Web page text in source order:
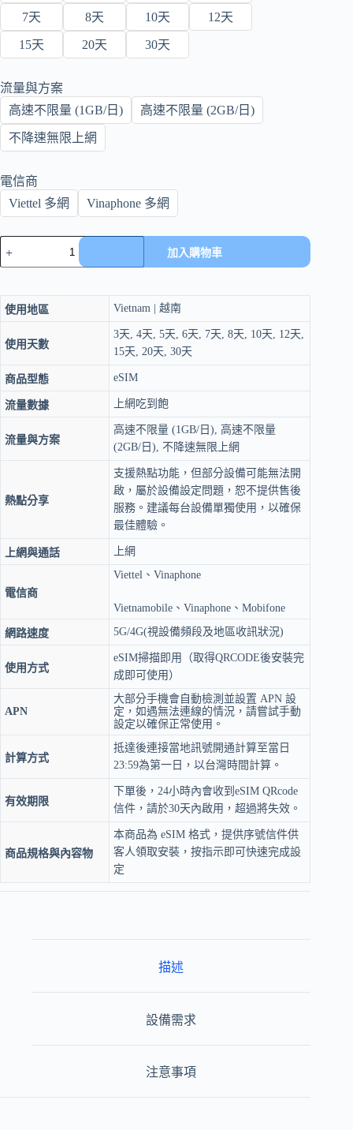
7天 8天 10天 12天
15天 20天 30天
流量與方案
高速不限量 (1GB/日)
高速不限量 (2GB/日)
不降速無限上網
電信商
Viettel 多網
Vinaphone 多網
eSIM
越
網
3-
30
天
｜
4G/5G
吃
到
飽
數
量
加入購物車
使用地區 Vietnam | 越南
使用天數
3天, 4天, 5天, 6天, 7天, 8天, 10天, 12天,
15天, 20天, 30天
商品型態 eSIM
流量數據 上網吃到飽
流量與方案
高速不限量 (1GB/日), 高速不限量
(2GB/日), 不降速無限上網
熱點分享
支援熱點功能，但部分設備可能無法開
啟，屬於設備設定問題，恕不提供售後
服務。建議每台設備單獨使用，以確保
最佳體驗。
上網與通話 上網
電信商
Viettel、Vinaphone
Vietnamobile、Vinaphone、Mobifone
網路速度 5G/4G(視設備頻段及地區收訊狀況)
使用方式
eSIM掃描即用（取得QRCODE後安裝完
成即可使用）
APN
大部分手機會自動檢測並設置 APN 設
定，如遇無法連線的情況，請嘗試手動
設定以確保正常使用。
計算方式
抵達後連接當地訊號開通計算至當日
23:59為第一日，以台灣時間計算。
有效期限
下單後，24小時內會收到eSIM QRcode
信件，請於30天內啟用，超過將失效。
商品規格與內容物
本商品為 eSIM 格式，提供序號信件供
客人領取安裝，按指示即可快速完成設
定
描述
設備需求
注意事項